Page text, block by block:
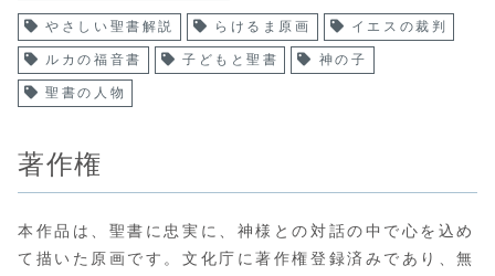
やさしい聖書解説 らけるま原画 イエスの裁判
ルカの福音書 子どもと聖書 神の子
聖書の人物
著作権
本作品は、聖書に忠実に、神様との対話の中で心を込め
て描いた原画です。文化庁に著作権登録済みであり、無